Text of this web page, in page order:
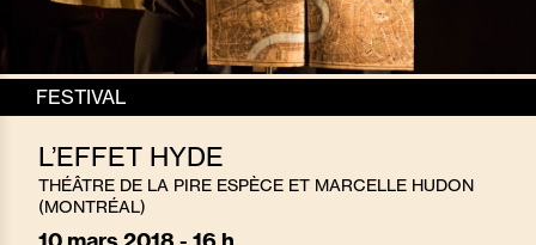
FESTIVAL
L’EFFET HYDE
THÉÂTRE DE LA PIRE ESPÈCE ET MARCELLE HUDON
(MONTRÉAL)